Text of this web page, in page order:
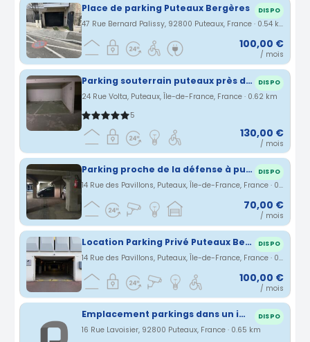
Place de parking Puteaux Bergères DISPO
47 Rue Bernard Palissy, 92800 Puteaux, France · 0.54 km
100,00 €
/ mois
Parking souterrain puteaux près du centre ville de suresnes DISPO
24 Rue Volta, Puteaux, Île-de-France, France · 0.62 km
5
130,00 €
/ mois
Parking proche de la défense à puteaux DISPO
14 Rue des Pavillons, Puteaux, Île-de-France, France · 0.63 km
70,00 €
/ mois
Location Parking Privé Puteaux Bellerive DISPO
14 Rue des Pavillons, Puteaux, Île-de-France, France · 0.63 km
100,00 €
/ mois
Emplacement parkings dans un immeuble sécurisé tout proche de la Défense DISPO
16 Rue Lavoisier, 92800 Puteaux, France · 0.65 km